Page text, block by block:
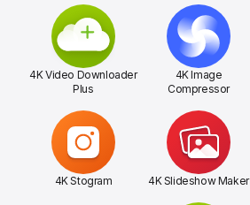
4K Video Downloader
Plus
4K Image
Compressor
4K Stogram 4K Slideshow Maker